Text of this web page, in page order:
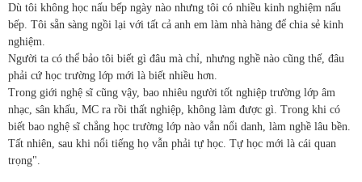
Dù tôi không học nấu bếp ngày nào nhưng tôi có nhiều kinh nghiệm nấu
bếp. Tôi sẵn sàng ngồi lại với tất cả anh em làm nhà hàng để chia sẻ kinh
nghiệm.
Người ta có thể bảo tôi biết gì đâu mà chỉ, nhưng nghề nào cũng thế, đâu
phải cứ học trường lớp mới là biết nhiều hơn.
Trong giới nghệ sĩ cũng vậy, bao nhiêu người tốt nghiệp trường lớp âm
nhạc, sân khấu, MC ra rồi thất nghiệp, không làm được gì. Trong khi có
biết bao nghệ sĩ chẳng học trường lớp nào vẫn nổi danh, làm nghề lâu bền.
Tất nhiên, sau khi nổi tiếng họ vẫn phải tự học. Tự học mới là cái quan
trọng".